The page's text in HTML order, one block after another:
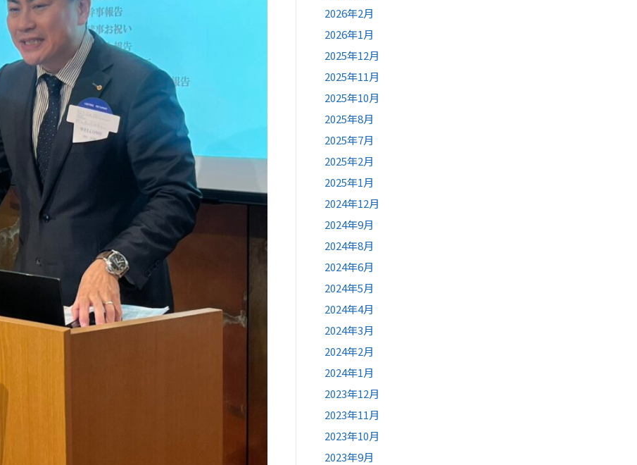
2026年2月
2026年1月
2025年12月
2025年11月
2025年10月
2025年8月
2025年7月
2025年2月
2025年1月
2024年12月
2024年9月
2024年8月
2024年6月
2024年5月
2024年4月
2024年3月
2024年2月
2024年1月
2023年12月
2023年11月
2023年10月
2023年9月